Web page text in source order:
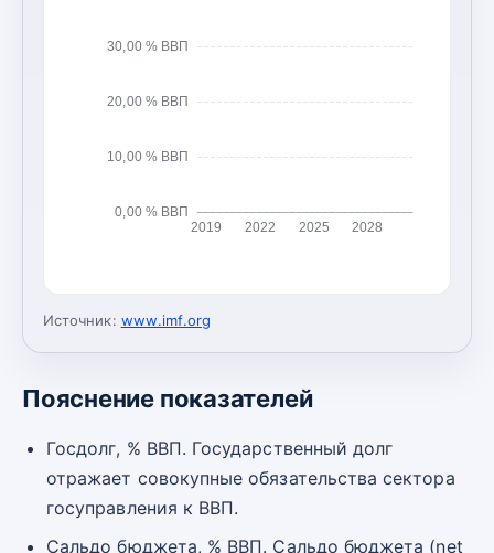
0,00 % ВВП
10,00 % ВВП
20,00 % ВВП
30,00 % ВВП
2019 2022 2025 2028
Источник: www.imf.org
Пояснение показателей
Госдолг, % ВВП. Государственный долг
отражает совокупные обязательства сектора
госуправления к ВВП.
Сальдо бюджета, % ВВП. Сальдо бюджета (net